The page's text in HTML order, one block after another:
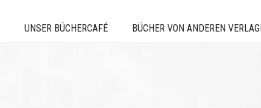
UNSER BÜCHERCAFÉ BÜCHER VON ANDEREN